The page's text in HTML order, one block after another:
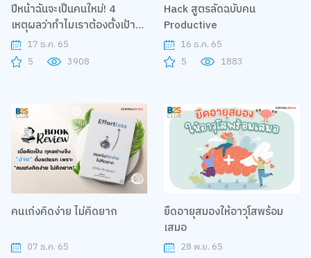
ปีหน้าฉันจะเป็นคนใหม่! 4
เหตุผลว่าทำไมเราต้องตั้งเป้า
หมายให้ตัวเอง
17 ธ.ค. 65
5
3908
Hack สูตรลัดฉบับคน
Productive
16 ธ.ค. 65
5
1883
คนเก่งคิดง่าย ไม่คิดยาก
07 ธ.ค. 65
ยืดอายุสมองให้อาวุโสพร้อม
เสมอ
28 พ.ย. 65